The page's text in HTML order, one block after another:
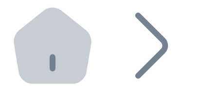
Distributeurs automatiques Bitnovo
Intégrez un ATM Bitnovo dans votre entreprise et
API Bitnovo
Intégrez notre API dans votre écosystème.